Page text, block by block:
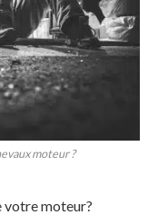
moteur ?
votre moteur?